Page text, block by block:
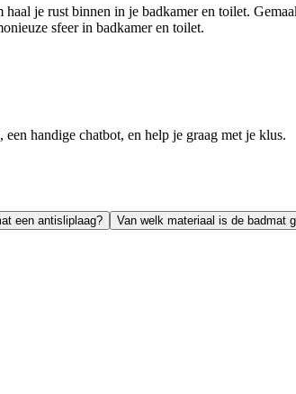
je rust binnen in je badkamer en toilet.
sfeer in badkamer en toilet.
handige chatbot, en help je graag met je klus.
een antisliplaag? Van welk materiaal is de badmat